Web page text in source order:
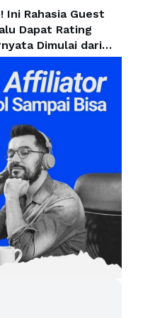
Ini Rahasia Guest
Dapat Rating
Dimulai dari